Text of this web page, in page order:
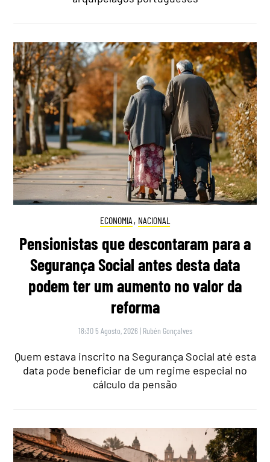
ECONOMIA , NACIONAL
Pensionistas que descontaram para a
Segurança Social antes desta data
podem ter um aumento no valor da
reforma
18:30 5 Agosto, 2026 | Rubén Gonçalves
Quem estava inscrito na Segurança Social até esta
data pode beneficiar de um regime especial no
cálculo da pensão